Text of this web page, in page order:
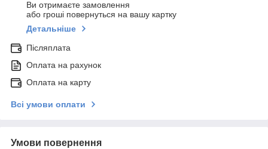
Ви отримаєте замовлення
або гроші повернуться на вашу картку
Детальніше
Післяплата
Оплата на рахунок
Оплата на карту
Всі умови оплати
Умови повернення